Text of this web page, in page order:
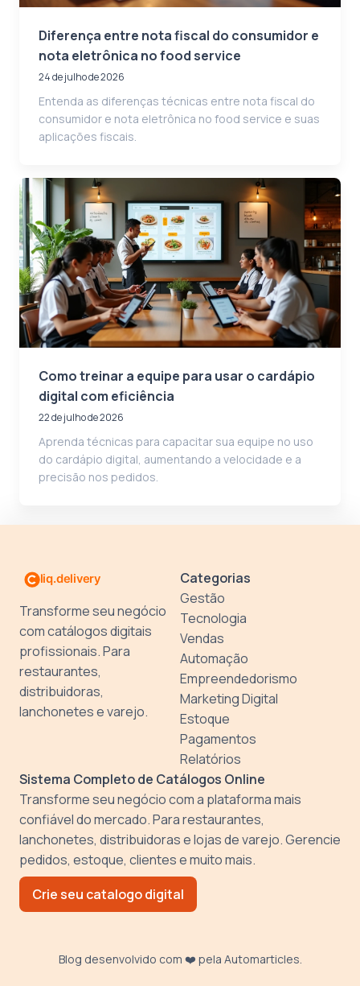
Diferença entre nota fiscal do consumidor e
nota eletrônica no food service
24 de julho de 2026
Entenda as diferenças técnicas entre nota fiscal do
consumidor e nota eletrônica no food service e suas
aplicações fiscais.
Como treinar a equipe para usar o cardápio
digital com eficiência
22 de julho de 2026
Aprenda técnicas para capacitar sua equipe no uso
do cardápio digital, aumentando a velocidade e a
precisão nos pedidos.
Transforme seu negócio
com catálogos digitais
profissionais. Para
restaurantes,
distribuidoras,
lanchonetes e varejo.
Categorias
Gestão
Tecnologia
Vendas
Automação
Empreendedorismo
Marketing Digital
Estoque
Pagamentos
Relatórios
Sistema Completo de Catálogos Online
Transforme seu negócio com a plataforma mais
confiável do mercado. Para restaurantes,
lanchonetes, distribuidoras e lojas de varejo. Gerencie
pedidos, estoque, clientes e muito mais.
Crie seu catalogo digital
Blog desenvolvido com ❤️ pela Automarticles